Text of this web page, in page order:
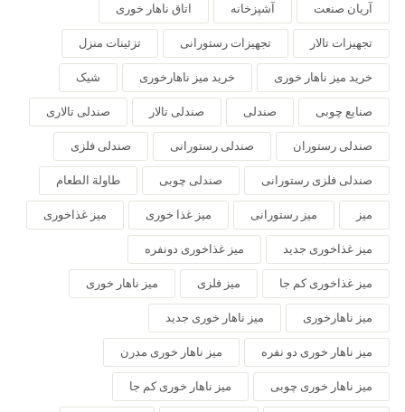
آریان صنعت آشپزخانه اتاق ناهار خوری
تجهیزات تالار تجهیزات رستورانی تزئینات منزل
خرید میز ناهار خوری خرید میز ناهارخوری شیک
صنایع چوبی صندلی صندلی تالار صندلی تالاری
صندلی رستوران صندلی رستورانی صندلی فلزی
صندلی فلزی رستورانی صندلی چوبی طاولة الطعام
میز میز رستورانی میز غذا خوری میز غذاخوری
میز غذاخوری جدید میز غذاخوری دونفره
میز غذاخوری کم جا میز فلزی میز ناهار خوری
میز ناهارخوری میز ناهار خوری جدید
میز ناهار خوری دو نفره میز ناهار خوری مدرن
میز ناهار خوری چوبی میز ناهار خوری کم جا